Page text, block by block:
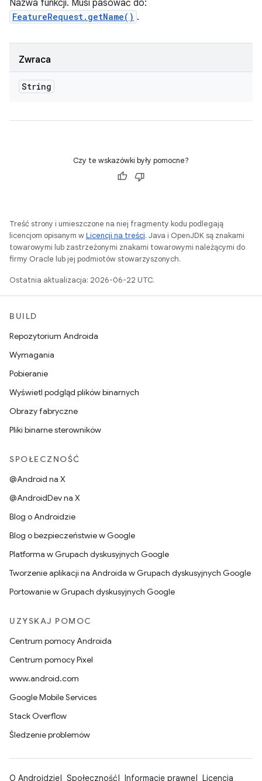
Nazwa funkcji. Musi pasować do:
FeatureRequest.getName() .
Zwraca
String
Czy te wskazówki były pomocne?
Treść strony i umieszczone na niej fragmenty kodu podlegają
licencjom opisanym wLicencji na treści. Java i OpenJDK są znakami
towarowymi lub zastrzeżonymi znakami towarowymi należącymi do
firmy Oracle lub jej podmiotów stowarzyszonych.
Ostatnia aktualizacja: 2026-06-22 UTC.
BUILD
Repozytorium Androida
Wymagania
Pobieranie
Wyświetl podgląd plików binarnych
Obrazy fabryczne
Pliki binarne sterowników
SPOŁECZNOŚĆ
@Android na X
@AndroidDev na X
Blog o Androidzie
Blog o bezpieczeństwie w Google
Platforma w Grupach dyskusyjnych Google
Tworzenie aplikacji na Androida w Grupach dyskusyjnych Google
Portowanie w Grupach dyskusyjnych Google
UZYSKAJ POMOC
Centrum pomocy Androida
Centrum pomocy Pixel
www.android.com
Google Mobile Services
Stack Overflow
Śledzenie problemów
O Androidzie Społeczność Informacje prawne Licencja